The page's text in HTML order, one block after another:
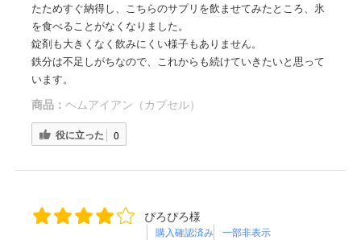
たためすぐ納得し、こちらのサプリを飲ませてみたところ、氷
を食べることがなくなりました。
錠剤も大きくなく飲みにくい様子もありません。
鉄分は不足しがちなので、これからも続けていきたいと思って
います。
商品： ヘムアイアン（カプセル）
役に立った 0
ぴろぴろ様
購入確認済み
一部非表示